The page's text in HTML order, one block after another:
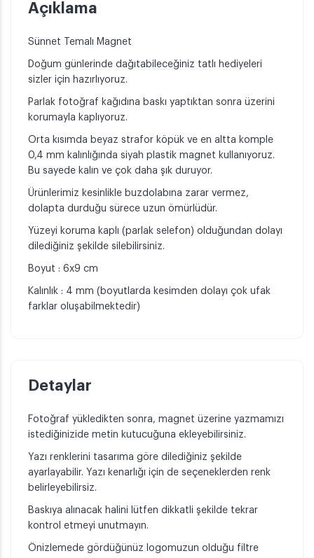
Açıklama
Sünnet Temalı Magnet
Doğum günlerinde dağıtabileceğiniz tatlı hediyeleri
sizler için hazırlıyoruz.
Parlak fotoğraf kağıdına baskı yaptıktan sonra üzerini
korumayla kaplıyoruz.
Orta kısımda beyaz strafor köpük ve en altta komple
0,4 mm kalınlığında siyah plastik magnet kullanıyoruz.
Bu sayede kalın ve çok daha şık duruyor.
Ürünlerimiz kesinlikle buzdolabına zarar vermez,
dolapta durduğu sürece uzun ömürlüdür.
Yüzeyi koruma kaplı (parlak selefon) olduğundan dolayı
dilediğiniz şekilde silebilirsiniz.
Boyut : 6x9 cm
Kalınlık : 4 mm (boyutlarda kesimden dolayı çok ufak
farklar oluşabilmektedir)
Detaylar
Fotoğraf yükledikten sonra, magnet üzerine yazmamızı
istediğinizide metin kutucuğuna ekleyebilirsiniz.
Yazı renklerini tasarıma göre dilediğiniz şekilde
ayarlayabilir. Yazı kenarlığı için de seçeneklerden renk
belirleyebilirsiz.
Baskıya alınacak halini lütfen dikkatli şekilde tekrar
kontrol etmeyi unutmayın.
Önizlemede gördüğünüz logomuzun olduğu filtre